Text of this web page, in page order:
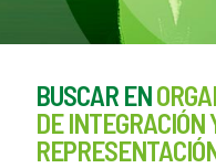
BUSCAR EN
DE INTEGRACIÓN